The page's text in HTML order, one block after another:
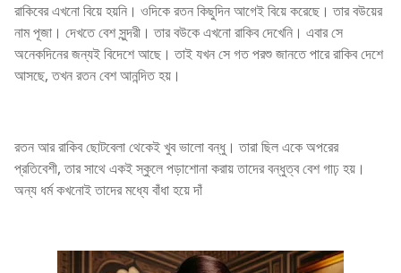
রাকিবের এখনো বিয়ে হয়নি। ওদিকে রতন কিছুদিন আগেই বিয়ে করেছে। তার বউয়ের
নাম পূজা। দেখতে বেশ সুন্দরী। তার বউকে এখনো রাকিব দেখেনি। এবার সে
অনেকদিনের জন্যই বিদেশে আছে। তাই যখন সে গত পরশু জানতে পারে রাকিব দেশে
আসছে, তখন রতন বেশ আনন্দিত হয়।
রতন আর রাকিব ছোটবেলা থেকেই খুব ভালো বন্ধু। তারা ছিল একে অপরের
প্রতিবেশী, তার সাথে একই স্কুলে পড়াশোনা করায় তাদের বন্ধুত্ব বেশ গাঢ় হয়।
অন্য ধর্ম কখনোই তাদের মধ্যে বাঁধা হয়ে দাঁ